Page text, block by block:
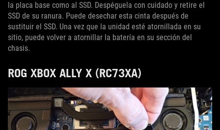
la placa base como al SSD. Despéguela con cuidado y retire el
SSD de su ranura. Puede desechar esta cinta después de
sustituir el SSD. Una vez que la unidad esté atornillada en su
sitio, puede volver a atornillar la batería en su sección del
chasis.
ROG XBOX ALLY X (RC73XA)